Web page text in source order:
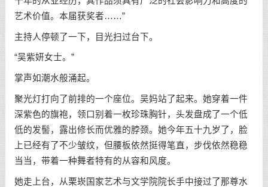
艺术价值。本届获奖者……”
主持人停顿了一下，目光扫过台下。
“吴紫妍女士。”
掌声如潮水般涌起。
聚光灯打向了前排的一个座位。吴妈站了起来。她穿着一件
深紫色的旗袍，领口别着一枚珍珠胸针，头发盘成了一个低
低的发髻，露出修长而优雅的脖颈。她今年五十九岁了，脸
上已经有了不少皱纹，但腰板依然挺得笔直，步伐依然稳稳
当当，带着一种舞者特有的从容和风度。
她走上台，从栗崁国家艺术与文学院院长手中接过了那尊水